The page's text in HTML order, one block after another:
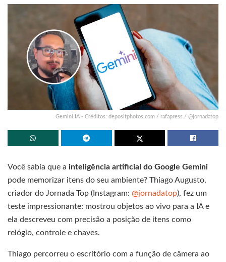
Gemini IA - Créditos: depositphotos.com / rafapress / @jornadatop
Você sabia que a inteligência artificial do Google Gemini
pode memorizar itens do seu ambiente? Thiago Augusto,
criador do Jornada Top (Instagram: @jornadatop), fez um
teste impressionante: mostrou objetos ao vivo para a IA e
ela descreveu com precisão a posição de itens como
relógio, controle e chaves.
Thiago percorreu o escritório com a função de câmera ao